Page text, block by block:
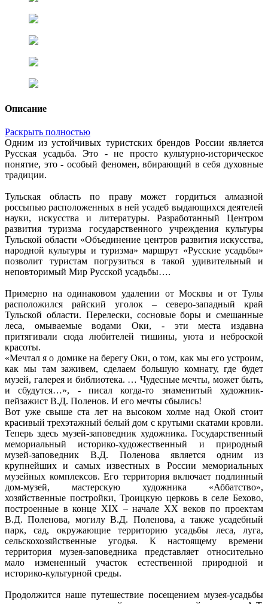
Описание
Раскрыть полностью
Одним из устойчивых туристских брендов России является
Русская усадьба. Это - не просто культурно-историческое
понятие, это - особый феномен, вбирающий в себя духовные
традиции.
Тульская область по праву может гордиться алмазной
россыпью расположенных в ней усадеб выдающихся деятелей
науки, искусства и литературы. Разработанный Центром
развития туризма государственного учреждения культуры
Тульской области «Объединение центров развития искусства,
народной культуры и туризма» маршрут «Русские усадьбы»
позволит туристам погрузиться в такой удивительный и
неповторимый Мир Русской усадьбы….
Примерно на одинаковом удалении от Москвы и от Тулы
расположился райский уголок – северо-западный край
Тульской области. Перелески, сосновые боры и смешанные
леса, омываемые водами Оки, - эти места издавна
притягивали сюда любителей тишины, уюта и неброской
красоты.
«Мечтал я о домике на берегу Оки, о том, как мы его устроим,
как мы там заживем, сделаем большую комнату, где будет
музей, галерея и библиотека. … Чудесные мечты, может быть,
и сбудутся…», - писал когда-то знаменитый художник-
пейзажист В.Д. Поленов. И его мечты сбылись!
Вот уже свыше ста лет на высоком холме над Окой стоит
красивый трехэтажный белый дом с крутыми скатами кровли.
Теперь здесь музей-заповедник художника. Государственный
мемориальный историко-художественный и природный
музей-заповедник В.Д. Поленова является одним из
крупнейших и самых известных в России мемориальных
музейных комплексов. Его территория включает подлинный
дом-музей, мастерскую художника «Аббатство»,
хозяйственные постройки, Троицкую церковь в селе Бехово,
построенные в конце ХIХ – начале ХХ веков по проектам
В.Д. Поленова, могилу В.Д. Поленова, а также усадебный
парк, сад, окружающие территорию усадьбы леса, луга,
сельскохозяйственные угодья. К настоящему времени
территория музея-заповедника представляет относительно
мало измененный участок естественной природной и
историко-культурной среды.
Продолжится наше путешествие посещением музея-усадьбы